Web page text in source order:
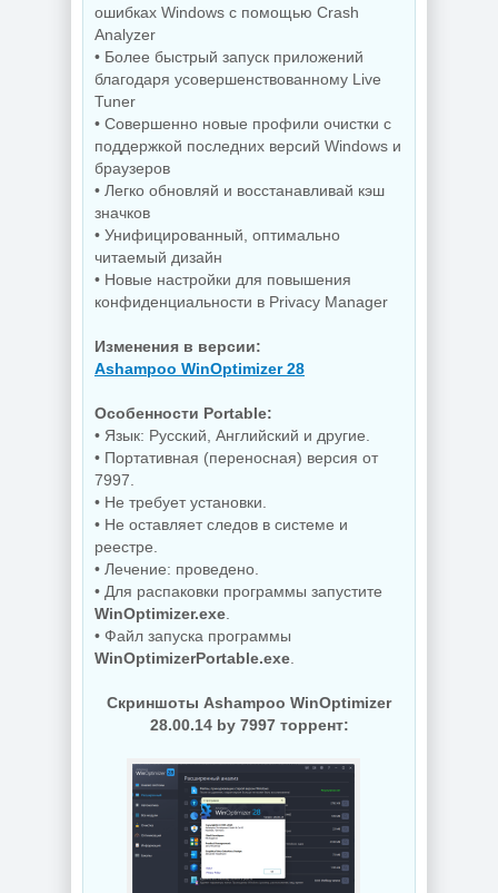
Видеозапись с
TechSmith
Camtasia 2026.1.4
Build 18353 by
NEW
BurnAware
NEW
Звуковой
редактор
GoldWave 7.05
NEW
Редактор
изображений
FastStone Capture
11.3 + Portable
NEW
Деинсталлятор
программ IObit
Defrag
Professional +
PDF редактор
NEW
ошибках Windows с помощью Crash
Analyzer
• Более быстрый запуск приложений
благодаря усовершенствованному Live
Tuner
• Совершенно новые профили очистки с
поддержкой последних версий Windows и
браузеров
• Легко обновляй и восстанавливай кэш
значков
• Унифицированный, оптимально
читаемый дизайн
• Новые настройки для повышения
конфиденциальности в Privacy Manager
Изменения в версии:
Ashampoo WinOptimizer 28
Особенности Portable:
• Язык: Русский, Английский и другие.
• Портативная (переносная) версия от
7997.
• Не требует установки.
• Не оставляет следов в системе и
реестре.
• Лечение: проведено.
• Для распаковки программы запустите
WinOptimizer.exe
• Файл запуска программы
WinOptimizerPortable.exe
Скриншоты Ashampoo WinOptimizer
28.00.14 by 7997 торрент: